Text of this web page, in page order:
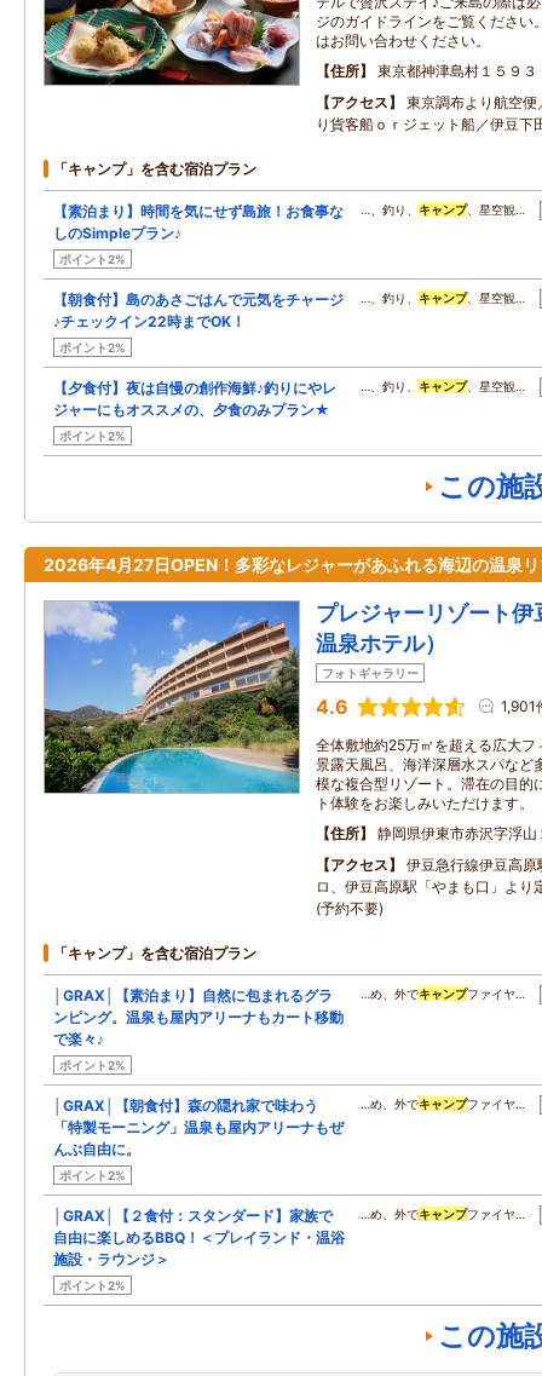
ジのガイドラインをご覧ください
はお問い合わせください。
住所
東京都神津島村１５９３
アクセス
東京調布より航空
り貨客船ｏｒジェット船／伊豆下
「キャンプ」を含む宿泊プラン
【素泊まり】時間を気にせず島旅！お食事な
しのSimpleプラン♪
ポイント2%
…、釣り、 キャンプ、星空観…
【朝食付】島のあさごはんで元気をチャージ
♪チェックイン22時までOK！
ポイント2%
…、釣り、 キャンプ、星空観…
【夕食付】夜は自慢の創作海鮮♪釣りにやレ
ジャーにもオススメの、夕食のみプラン★
ポイント2%
…、釣り、 キャンプ、星空観…
この施
2026年4月27日OPEN！多彩なレジャーがあふれる海辺の温泉
プレジャーリゾート
温泉ホテル）
フォトギャラリー
4.6 1,901
全体敷地約25万㎡を超える広大
景露天風呂、海洋深層水スパなど
模な複合型リゾート。滞在の目的
ト体験をお楽しみいただけます。
住所
静岡県伊東市赤沢字浮山
アクセス
伊豆急行線伊豆高
ロ、伊豆高原駅「やまも口」より
(予約不要)
「キャンプ」を含む宿泊プラン
│GRAX│【素泊まり】自然に包まれるグラ
ンピング。温泉も屋内アリーナもカート移動
で楽々♪
ポイント2%
…め、外でキャンプファイヤ…
│GRAX│【朝食付】森の隠れ家で味わう
「特製モーニング」温泉も屋内アリーナもぜ
んぶ自由に。
ポイント2%
…め、外でキャンプファイヤ…
│GRAX│【２食付：スタンダード】家族で
自由に楽しめるBBQ！＜プレイランド・温浴
施設・ラウンジ＞
ポイント2%
…め、外でキャンプファイヤ…
この施